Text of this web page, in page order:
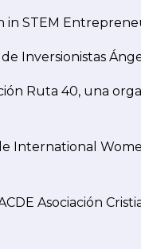
in STEM
Inversionistas
Ruta 40, una
International
Asociación